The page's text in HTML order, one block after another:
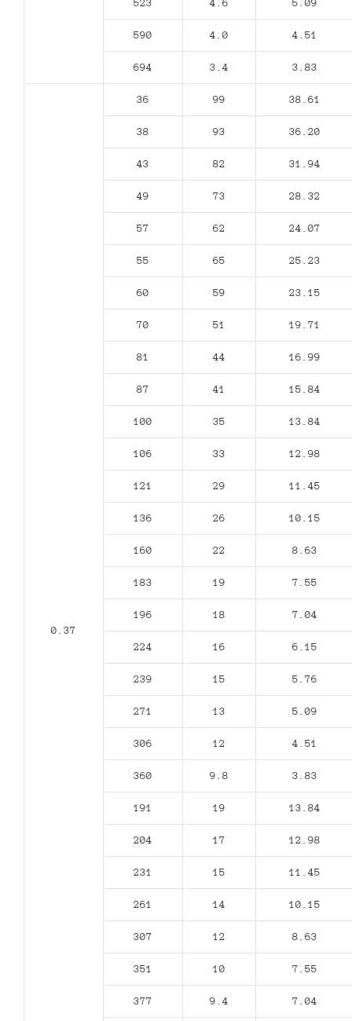
523 4.6 5.09
590 4.0 4.51
694 3.4 3.83
0.37
36 99 38.61
38 93 36.20
43 82 31.94
49 73 28.32
57 62 24.07
55 65 25.23
60 59 23.15
70 51 19.71
81 44 16.99
87 41 15.84
100 35 13.84
106 33 12.98
121 29 11.45
136 26 10.15
160 22 8.63
183 19 7.55
196 18 7.04
224 16 6.15
239 15 5.76
271 13 5.09
306 12 4.51
360 9.8 3.83
191 19 13.84
204 17 12.98
231 15 11.45
261 14 10.15
307 12 8.63
351 10 7.55
377 9.4 7.04